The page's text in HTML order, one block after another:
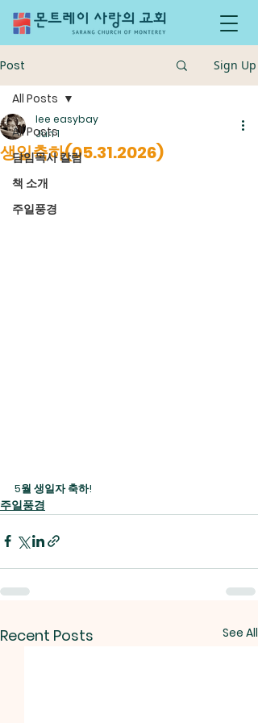
Post Sign Up
All Posts
담임목사 칼럼
책 소개
주일풍경
All Posts
생일축하(05.31.2026)
lee easybay
Jun 1
5월 생일자 축하!
주일풍경
Recent Posts See All